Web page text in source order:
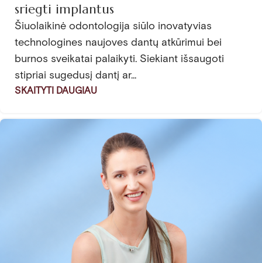
sriegti implantus
Šiuolaikinė odontologija siūlo inovatyvias
technologines naujoves dantų atkūrimui bei
burnos sveikatai palaikyti. Siekiant išsaugoti
stipriai sugedusį dantį ar...
SKAITYTI DAUGIAU